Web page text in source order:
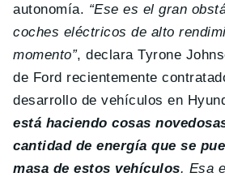
autonomía. “Ese es el gran
coches eléctricos de alto
momento”, declara Tyrone
de Ford recientemente
desarrollo de vehículos en
está haciendo cosas
cantidad de energía que se
masa de estos vehículos. Esa